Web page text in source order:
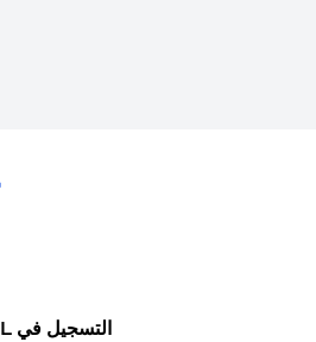
التسجيل في MBOL